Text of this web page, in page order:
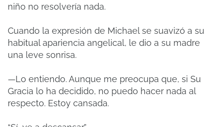
niño no resolvería nada.
Cuando la expresión de Michael se suavizó a su
habitual apariencia angelical, le dio a su madre
una leve sonrisa.
—Lo entiendo. Aunque me preocupa que, si Su
Gracia lo ha decidido, no puedo hacer nada al
respecto. Estoy cansada.